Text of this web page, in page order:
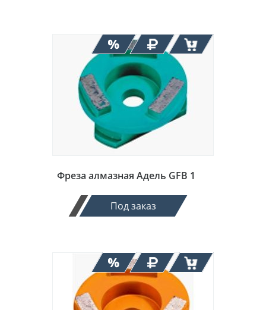
Фреза алмазная Адель GFB 1
Под заказ